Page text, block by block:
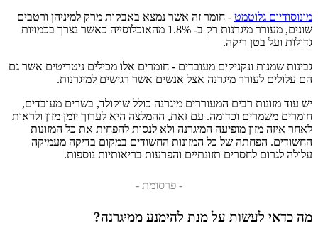
מונוסודיום גלוטמט - חומר זה אשר נמצא באבקות מרק למיניהן ורטבים
שונים, מעורר מיגרנות רק ב- 1.8% מהאוכלוסייה כאשר נצרך בכמויות
גדולות ועל בטן ריקה.
גבינות שמנות ונקניקים מעובדים - חומרים אלו מכילים ניטריטים אשר גם
הם עלולים לעורר מיגרנה אצל אנשים אשר רגישים למיגרנות.
יש עוד מזונות רבים המעוררים מיגרנה כולל שוקולד, בשרים מעובדים,
חומרים משמרים וכדומה. עם זאת, ההמלצה היא לערוך יומן מזון ולראות
לאחר איזה מזון מופיעה המיגרנה ולא לנסות להפחית את כל המזונות
החשודים. הפחתה של כל המזונות החשודים במקום בדיקה מעמיקה
עלולה לגרום לחסרים תזונתיים והפרעות בריאותיות נוספות.
- פרסומת -
מה כדאי לעשות על מנת להימנע ממיגרנה?